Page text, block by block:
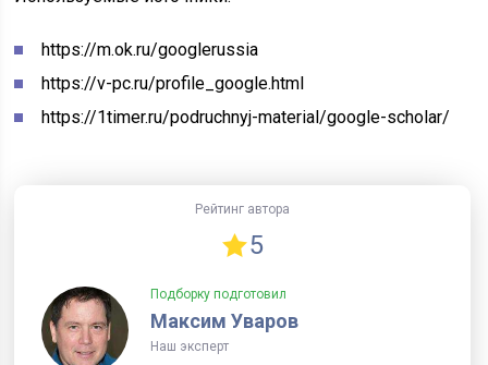
https://m.ok.ru/googlerussia
https://v-pc.ru/profile_google.html
https://1timer.ru/podruchnyj-material/google-scholar/
Рейтинг автора
5
Подборку подготовил
Максим Уваров
Наш эксперт